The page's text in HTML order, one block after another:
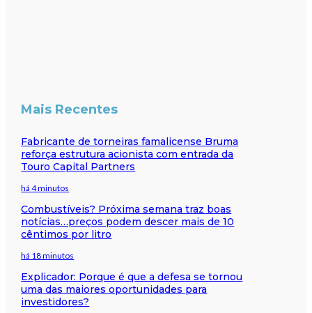
Mais Recentes
Fabricante de torneiras famalicense Bruma
reforça estrutura acionista com entrada da
Touro Capital Partners
há 4 minutos
Combustíveis? Próxima semana traz boas
notícias…preços podem descer mais de 10
cêntimos por litro
há 18 minutos
Explicador: Porque é que a defesa se tornou
uma das maiores oportunidades para
investidores?